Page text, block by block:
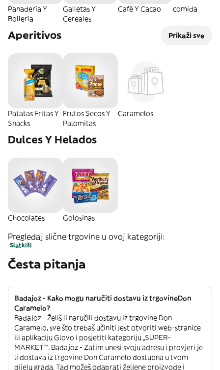
Panadería Y
Bollería
Galletas Y
Cereales
Café Y Cacao comida
Aperitivos Prikaži sve
Patatas Fritas Y
Snacks
Frutos Secos Y
Palomitas
Caramelos
Dulces Y Helados
Chocolates Golosinas
Pregledaj slične trgovine u ovoj kategoriji:
Slatkiši
Česta pitanja
Badajoz - Kako mogu naručiti dostavu iz trgovineDon
Caramelo?
Badajoz - Želiš li naručili dostavu iz trgovine Don
Caramelo, sve što trebaš učiniti jest otvoriti web-stranice
ili aplikaciju Glovo i posjetiti kategoriju „SUPER-
MARKET”“. Badajoz - Zatim unesi svoju adresu i provjeri je
li dostava iz trgovine Don Caramelo dostupna u tvom
dijelu grada. Tad možeš odabrati željene proizvode i